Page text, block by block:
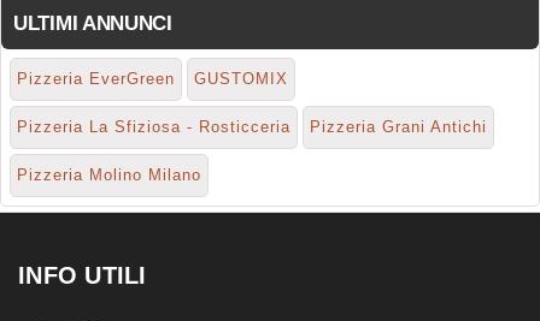
ULTIMI ANNUNCI
Pizzeria EverGreen GUSTOMIX
Pizzeria La Sfiziosa - Rosticceria Pizzeria Grani Antichi
Pizzeria Molino Milano
INFO UTILI